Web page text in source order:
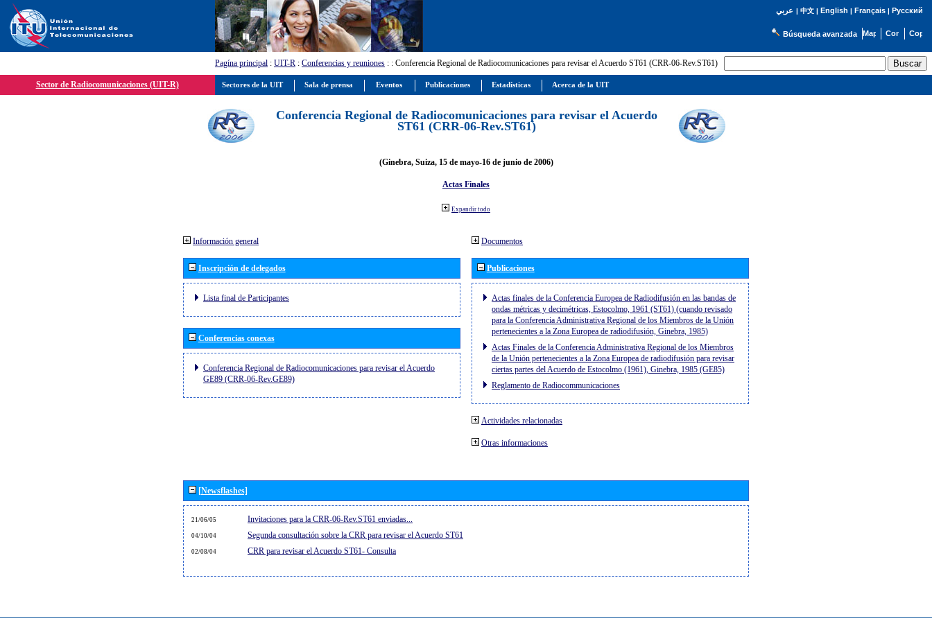
عربي | 中文| English | Français| Русский
Búsqueda avanzada
Pagína principal : UIT-R : Conferencias y reuniones : : Conferencia Regional de Radiocomunicaciones para revisar el Acuerdo ST61 (CRR-06-Rev.ST61)
Sector de Radiocomunicaciones (UIT-R)
Conferencia Regional de Radiocomunicaciones para revisar el Acuerdo
ST61 (CRR-06-Rev.ST61)
(Ginebra, Suiza, 15 de mayo-16 de junio de 2006)
Actas Finales
Expandir todo
Información general
Inscripción de delegados
Lista final de Participantes
Conferencias conexas
Conferencia Regional de Radiocomunicaciones para revisar el Acuerdo
GE89 (CRR-06-Rev.GE89)
Documentos
Publicaciones
Actas finales de la Conferencia Europea de Radiodifusión en las bandas de
ondas métricas y decimétricas, Estocolmo, 1961 (ST61) (cuando revisado
para la Conferencia Administrativa Regional de los Miembros de la Unión
pertenecientes a la Zona Europea de radiodifusión, Ginebra, 1985)
Actas Finales de la Conferencia Administrativa Regional de los Miembros
de la Unión pertenecientes a la Zona Europea de radiodifusión para revisar
ciertas partes del Acuerdo de Estocolmo (1961), Ginebra, 1985 (GE85)
Reglamento de Radiocommunicaciones
Actividades relacionadas
Otras informaciones
[Newsflashes]
21/06/05 Invitaciones para la CRR-06-Rev.ST61 enviadas...
04/10/04 Segunda consultación sobre la CRR para revisar el Acuerdo ST61
02/08/04 CRR para revisar el Acuerdo ST61- Consulta
Sectores de la UIT Sala de prensa Eventos Publicaciones Estadísticas Acerca de la UIT